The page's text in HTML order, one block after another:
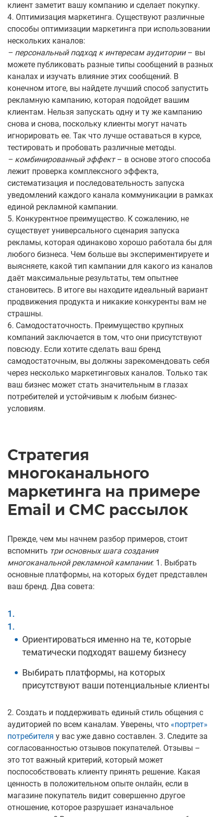
клиент заметит вашу компанию и сделает покупку.
4. Оптимизация маркетинга. Существуют различные
способы оптимизации маркетинга при использовании
нескольких каналов:
– персональный подход к интересам аудитории– вы
можете публиковать разные типы сообщений в разных
каналах и изучать влияние этих сообщений. В
конечном итоге, вы найдете лучший способ запустить
рекламную кампанию, которая подойдет вашим
клиентам. Нельзя запускать одну и ту же кампанию
снова и снова, поскольку клиенты могут начать
игнорировать ее. Так что лучше оставаться в курсе,
тестировать и пробовать различные методы.
– комбинированный эффект– в основе этого способа
лежит проверка комплексного эффекта,
систематизация и последовательность запуска
уведомлений каждого канала коммуникации в рамках
единой рекламной кампании.
5. Конкурентное преимущество. К сожалению, не
существует универсального сценария запуска
рекламы, которая одинаково хорошо работала бы для
любого бизнеса. Чем больше вы экспериментируете и
выясняете, какой тип кампании для какого из каналов
даёт максимальные результаты, тем опытнее
становитесь. В итоге вы находите идеальный вариант
продвижения продукта и никакие конкуренты вам не
страшны.
6. Самодостаточность. Преимущество крупных
компаний заключается в том, что они присутствуют
повсюду. Если хотите сделать ваш бренд
самодостаточным, вы должны зарекомендовать себя
через несколько маркетинговых каналов. Только так
ваш бизнес может стать значительным в глазах
потребителей и устойчивым к любым бизнес-
условиям.
Стратегия
многоканального
маркетинга на примере
Email и СМС рассылок
Прежде, чем мы начнем разбор примеров, стоит
вспомнить три основных шага создания
многоканальной рекламной кампании: 1. Выбрать
основные платформы, на которых будет представлен
ваш бренд. Два совета:
Ориентироваться именно на те, которые
тематически подходят вашему бизнесу
Выбирать платформы, на которых
присутствуют ваши потенциальные клиенты
2. Создать и поддерживать единый стиль общения с
аудиторией по всем каналам. Уверены, что «портрет»
потребителя у вас уже давно составлен. 3. Следите за
согласованностью отзывов покупателей. Отзывы –
это тот важный критерий, который может
поспособствовать клиенту принять решение. Какая
ценность в положительном опыте онлайн, если в
магазине покупатель видит совершенно другое
отношение, которое разрушает изначальное